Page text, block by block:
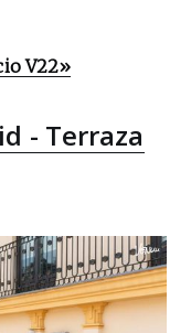
V22»
- Terraza